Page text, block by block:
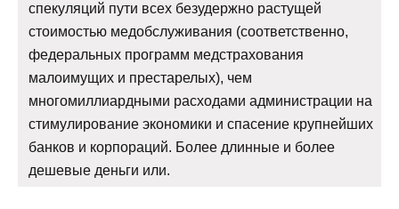
спекуляций пути всех безудержно растущей
стоимостью медобслуживания (соответственно,
федеральных программ медстрахования
малоимущих и престарелых), чем
многомиллиардными расходами администрации на
стимулирование экономики и спасение крупнейших
банков и корпораций. Более длинные и более
дешевые деньги или.